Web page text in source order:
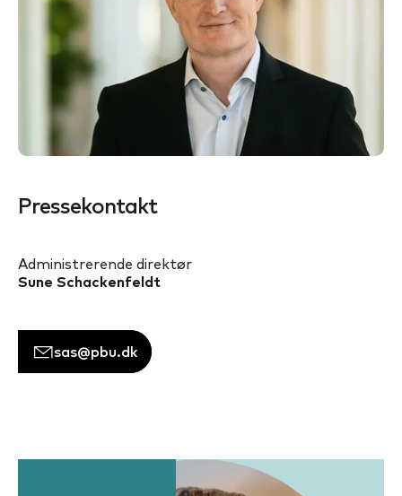
Pressekontakt
Administrerende direktør
Sune Schackenfeldt
sas@pbu.dk